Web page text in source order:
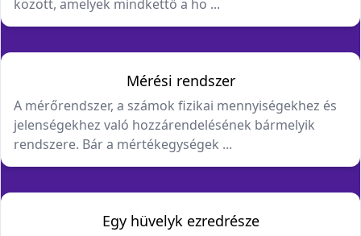
között, amelyek mindkettő a ho ...
Mérési rendszer
A mérőrendszer, a számok fizikai mennyiségekhez és
jelenségekhez való hozzárendelésének bármelyik
rendszere. Bár a mértékegységek ...
Egy hüvelyk ezredrésze